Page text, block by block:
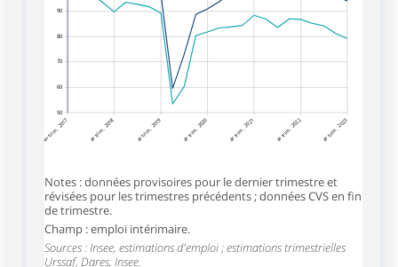
90
80
70
60
50
4ᵉ trim. 2017 4ᵉ trim. 2018 4ᵉ trim. 2019 4ᵉ trim. 2020 4ᵉ trim. 2021 4ᵉ trim. 2022 4ᵉ trim. 2023
Notes : données provisoires pour le dernier trimestre et
révisées pour les trimestres précédents ; données CVS en fin
de trimestre.
Champ : emploi intérimaire.
Sources : Insee, estimations d'emploi ; estimations trimestrielles
Urssaf, Dares, Insee.